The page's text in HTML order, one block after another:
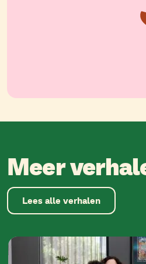
Meer
Lees alle verhalen